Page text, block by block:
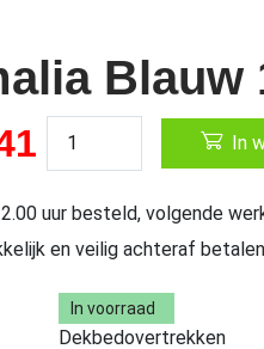
Blauw
In
uur besteld, volgende
en veilig achteraf betalen
In voorraad
Dekbedovertrekken